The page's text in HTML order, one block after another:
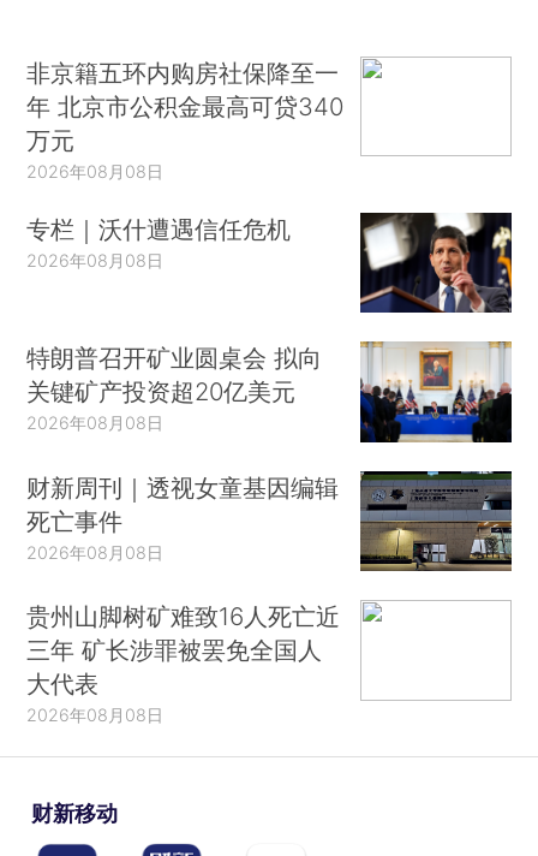
非京籍五环内购房社保降至一
年 北京市公积金最高可贷340
万元
2026年08月08日
专栏｜沃什遭遇信任危机
2026年08月08日
特朗普召开矿业圆桌会 拟向
关键矿产投资超20亿美元
2026年08月08日
财新周刊｜透视女童基因编辑
死亡事件
2026年08月08日
贵州山脚树矿难致16人死亡近
三年 矿长涉罪被罢免全国人
大代表
2026年08月08日
财新移动